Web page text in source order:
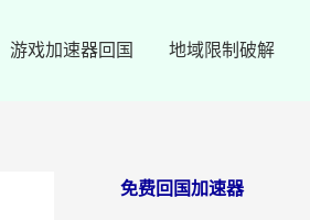
游戏加速器回国 地域限制破解
免费回国加速器